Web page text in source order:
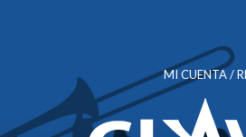
MI CUENTA /